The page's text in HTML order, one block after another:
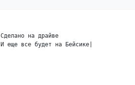
Сделано на драйве
И еще все будет на Бейсике